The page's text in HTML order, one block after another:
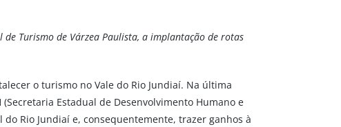
Turismo de Várzea Paulista, a implantação de rotas
o turismo no Vale do Rio Jundiaí. Na última
Estadual de Desenvolvimento Humano e
Rio Jundiaí e, consequentemente, trazer ganhos à